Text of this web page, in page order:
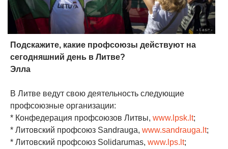
Подскажите, какие профсоюзы действуют на
сегодняшний день в Литве?
Элла
В Литве ведут свою деятельность следующие
профсоюзные организации:
* Конфедерация профсоюзов Литвы, www.lpsk.lt;
* Литовский профсоюз Sandrauga, www.sandrauga.lt;
* Литовский профсоюз Solidarumas, www.lps.lt;